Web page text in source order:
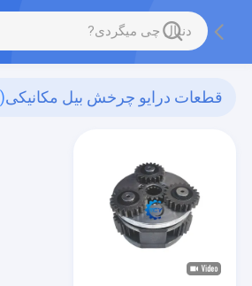
قطعات درایو چرخش بیل مکانیکی(0)